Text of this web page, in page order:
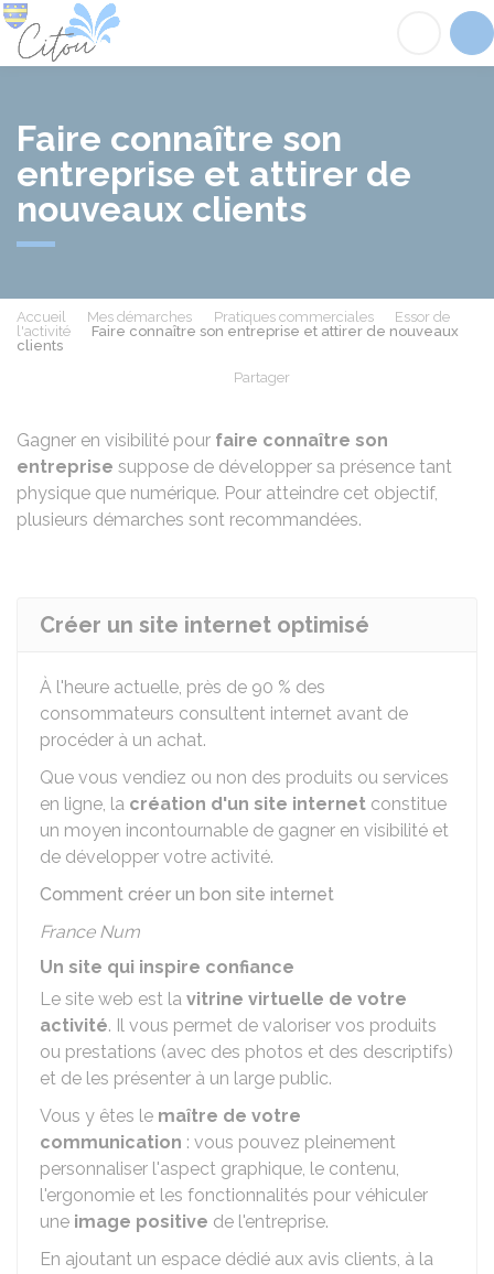
Faire connaître son
entreprise et attirer de
nouveaux clients
Accueil Mes démarches Pratiques commerciales
Essor de
l'activité
Faire connaître son entreprise et attirer de nouveaux
clients
Partager
Gagner en visibilité pour faire connaître son
entreprise suppose de développer sa présence tant
physique que numérique. Pour atteindre cet objectif,
plusieurs démarches sont recommandées.
Créer un site internet optimisé
À l'heure actuelle, près de 90 % des
consommateurs consultent internet avant de
procéder à un achat.
Que vous vendiez ou non des produits ou services
en ligne, la création d'un site internet constitue
un moyen incontournable de gagner en visibilité et
de développer votre activité.
Comment créer un bon site internet
France Num
Un site qui inspire confiance
Le site web est la vitrine virtuelle de votre
activité. Il vous permet de valoriser vos produits
ou prestations (avec des photos et des descriptifs)
et de les présenter à un large public.
Vous y êtes le maître de votre
communication : vous pouvez pleinement
personnaliser l'aspect graphique, le contenu,
l'ergonomie et les fonctionnalités pour véhiculer
une image positive de l'entreprise.
En ajoutant un espace dédié aux avis clients, à la